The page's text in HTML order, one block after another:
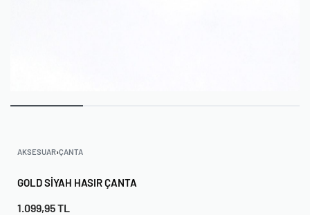
AKSESUAR›ÇANTA
GOLD SIYAH HASIR ÇANTA
1.099,95TL